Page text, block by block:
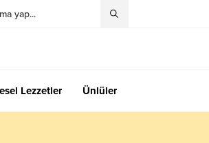
Lezzetler Ünlüler